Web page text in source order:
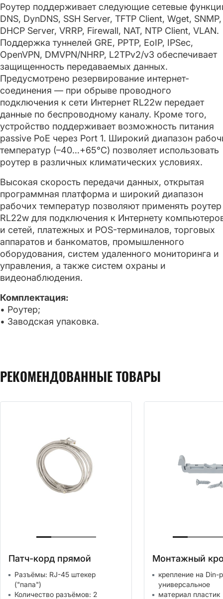
Роутер поддерживает следующие сетевые
DNS, DynDNS, SSH Server, TFTP Client, Wget, SNMP,
DHCP Server, VRRP, Firewall, NAT, NTP Client, VLAN.
Поддержка туннелей GRE, PPTP, EoIP, IPSec,
OpenVPN, DMVPN/NHRP, L2TPv2/v3 обеспечивает
защищенность передаваемых данных.
Предусмотрено резервирование интернет-
соединения — при обрыве проводного
подключения к сети Интернет RL22w передает
данные по беспроводному каналу. Кроме того,
устройство поддерживает возможность питания
passive PoE через Port 1. Широкий диапазон
температур (–40…+65°C) позволяет использовать
роутер в различных климатических условиях.
Высокая скорость передачи данных, открытая
программная платформа и широкий диапазон
рабочих температур позволяют применять роутер
RL22w для подключения к Интернету
и сетей, платежных и POS-терминалов, торговых
аппаратов и банкоматов, промышленного
оборудования, систем удаленного мониторинга и
управления, а также систем охраны и
видеонаблюдения.
Комплектация:
• Роутер;
• Заводская упаковка.
РЕКОМЕНДОВАННЫЕ ТОВАРЫ
Патч-корд прямой
Разъёмы: RJ-45 штекер
("папа")
Количество разъёмов: 2
Монтажный
крепление на Din-
универсальное
материал пластик